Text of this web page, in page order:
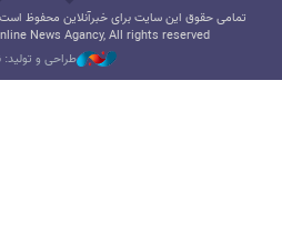
تمامی حقوق این سایت برای خبرآنلاین محفوظ
News Agancy, All rights reserved
طراحی و تولید: